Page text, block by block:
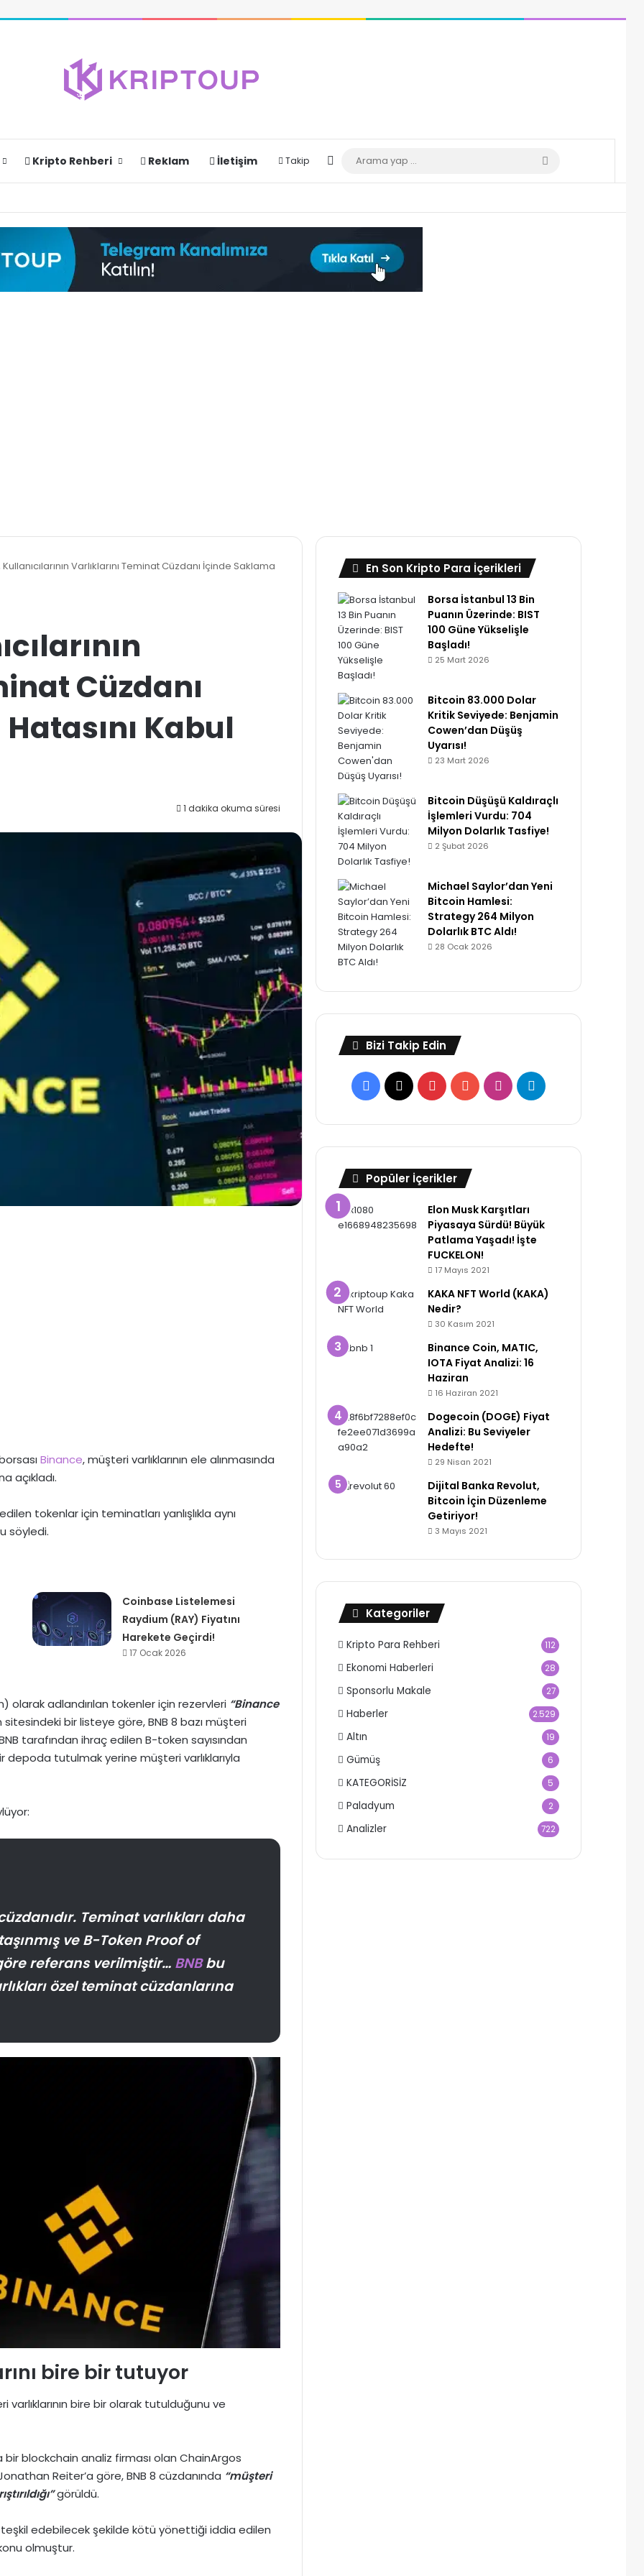
Kripto Rehberi Reklam İletişim Takip Dış görünümü değiştir
yap
...
Varlıklarını Teminat Cüzdanı İçinde Saklama
Cüzdanı
Kabul
1 dakika okuma süresi
Binance, müşteri varlıklarının ele alınmasında
açıkladı.
tokenlar için teminatları yanlışlıkla aynı
söyledi.
Coinbase Listelemesi
Raydium (RAY) Fiyatını
Harekete Geçirdi!
17 Ocak 2026
olarak adlandırılan tokenler için rezervleri “Binance
bir listeye göre, BNB 8 bazı müşteri
tarafından ihraç edilen B-token sayısından
depoda tutulmak yerine müşteri varlıklarıyla
Teminat varlıkları daha
ve B-Token Proof of
referans verilmiştir… BNBbu
özel teminat cüzdanlarına
bire bir tutuyor
varlıklarının bire bir olarak tutulduğunu ve
blockchain analiz firması olan ChainArgos
Reiter’a göre, BNB 8 cüzdanında “müşteri
görüldü.
teşkil edebilecek şekilde kötü yönettiği iddia edilen
olmuştur.
En Son Kripto Para İçerikleri
Borsa İstanbul 13 Bin
Puanın Üzerinde: BIST
100 Güne Yükselişle
Başladı!
25 Mart 2026
Bitcoin 83.000 Dolar
Kritik Seviyede: Benjamin
Cowen’dan Düşüş
Uyarısı!
23 Mart 2026
Bitcoin Düşüşü Kaldıraçlı
İşlemleri Vurdu: 704
Milyon Dolarlık Tasfiye!
2 Şubat 2026
Michael Saylor’dan Yeni
Bitcoin Hamlesi:
Strategy 264 Milyon
Dolarlık BTC Aldı!
28 Ocak 2026
Bizi Takip Edin
Facebook
X PinterestYouTubeInstagramTelegram
Popüler İçerikler
Elon Musk Karşıtları
Piyasaya Sürdü! Büyük
Patlama Yaşadı! İşte
FUCKELON!
17 Mayıs 2021
KAKA NFT World (KAKA)
Nedir?
30 Kasım 2021
Binance Coin, MATIC,
IOTA Fiyat Analizi: 16
Haziran
16 Haziran 2021
Dogecoin (DOGE) Fiyat
Analizi: Bu Seviyeler
Hedefte!
29 Nisan 2021
Dijital Banka Revolut,
Bitcoin İçin Düzenleme
Getiriyor!
3 Mayıs 2021
Kategoriler
Kripto Para Rehberi 112
Ekonomi Haberleri 28
Sponsorlu Makale 27
Haberler 2.529
Altın 19
Gümüş 6
KATEGORİSİZ 5
Paladyum 2
Analizler 722